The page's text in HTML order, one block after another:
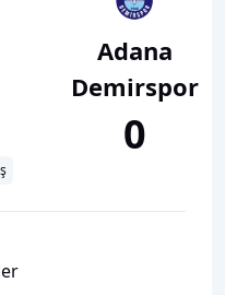
Adana
Demirspor
0